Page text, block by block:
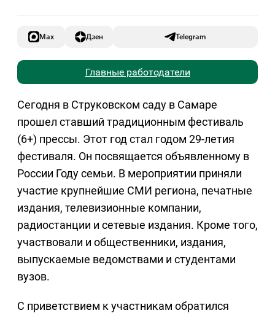
Max Дзен Telegram
Главные работодатели
Сегодня в Струковском саду в Самаре
прошел ставший традиционным фестиваль
(6+) прессы. Этот год стал годом 29-летия
фестиваля. Он посвящается объявленному в
России Году семьи. В мероприятии приняли
участие крупнейшие СМИ региона, печатные
издания, телевизионные компании,
радиостанции и сетевые издания. Кроме того,
участвовали и общественники, издания,
выпускаемые ведомствами и студентами
вузов.
С приветствием к участникам обратился